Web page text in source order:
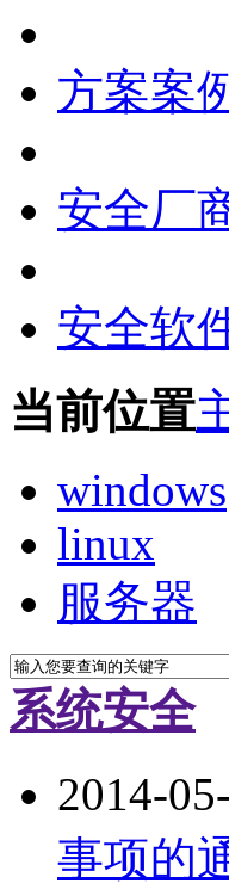
方案案
安全厂
安全软
当前位置
windows
linux
服务器
系统安全
2014-
事项的